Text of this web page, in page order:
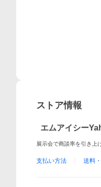
ストア情報
エムアイシー
展示会で商談率を引き上
支払い方法 送料